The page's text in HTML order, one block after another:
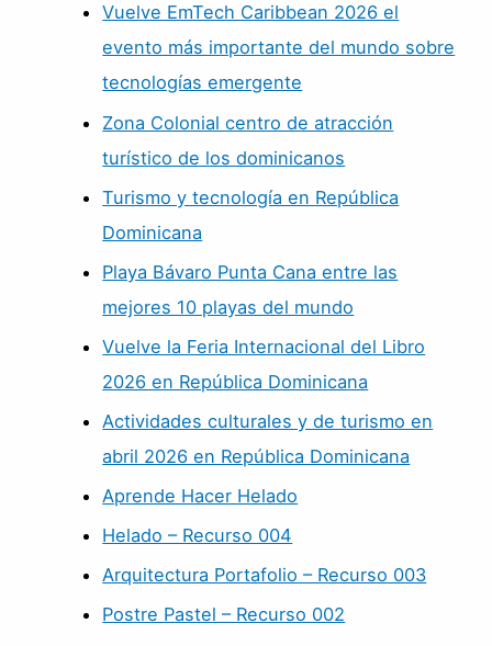
Vuelve EmTech Caribbean 2026 el
evento más importante del mundo sobre
tecnologías emergente
Zona Colonial centro de atracción
turístico de los dominicanos
Turismo y tecnología en República
Dominicana
Playa Bávaro Punta Cana entre las
mejores 10 playas del mundo
Vuelve la Feria Internacional del Libro
2026 en República Dominicana
Actividades culturales y de turismo en
abril 2026 en República Dominicana
Aprende Hacer Helado
Helado – Recurso 004
Arquitectura Portafolio – Recurso 003
Postre Pastel – Recurso 002